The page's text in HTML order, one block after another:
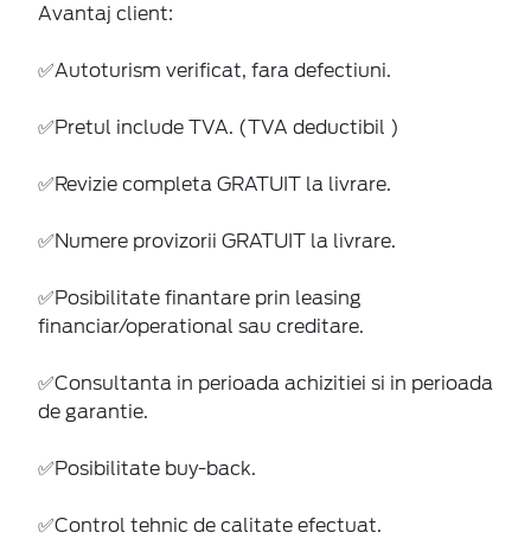
Avantaj client:
✅Autoturism verificat, fara defectiuni.
✅Pretul include TVA. (TVA deductibil )
✅Revizie completa GRATUIT la livrare.
✅Numere provizorii GRATUIT la livrare.
✅Posibilitate finantare prin leasing
financiar/operational sau creditare.
✅Consultanta in perioada achizitiei si in perioada
de garantie.
✅Posibilitate buy-back.
✅Control tehnic de calitate efectuat.